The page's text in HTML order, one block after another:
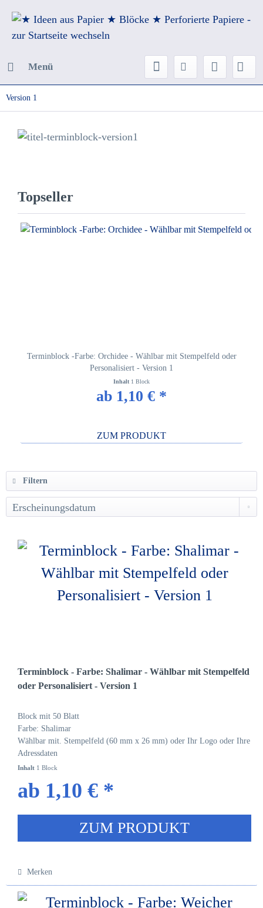
Menü
Version 1
Topseller
Terminblock -Farbe: Orchidee - Wählbar mit Stempelfeld oder
Personalisiert - Version 1
Inhalt 1 Block
ab 1,10 € *
ZUM PRODUKT
Filtern
Terminblock - Farbe: Shalimar - Wählbar mit Stempelfeld
oder Personalisiert - Version 1
Block mit 50 Blatt
Farbe: Shalimar
Wählbar mit. Stempelfeld (60 mm x 26 mm) oder Ihr Logo oder Ihre
Adressdaten
Inhalt 1 Block
ab 1,10 € *
ZUM PRODUKT
Merken